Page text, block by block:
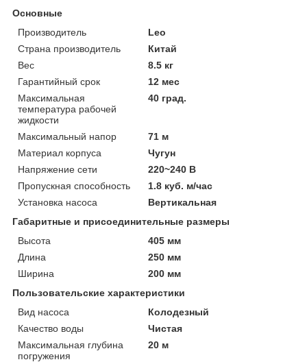
Основные
Производитель
Leo
Страна производитель
Китай
Вес
8.5 кг
Гарантийный срок
12 мес
Максимальная
температура рабочей
жидкости
40 град.
Максимальный напор
71 м
Материал корпуса
Чугун
Напряжение сети
220~240 В
Пропускная способность
1.8 куб. м/час
Установка насоса
Вертикальная
Габаритные и присоединительные размеры
Высота
405 мм
Длина
250 мм
Ширина
200 мм
Пользовательские характеристики
Вид насоса
Колодезный
Качество воды
Чистая
Максимальная глубина
погружения
20 м